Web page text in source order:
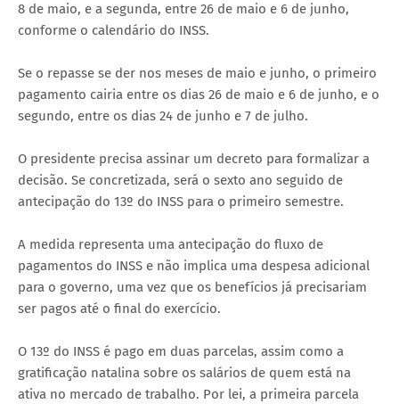
8 de maio, e a segunda, entre 26 de maio e 6 de junho,
conforme o calendário do INSS.
Se o repasse se der nos meses de maio e junho, o primeiro
pagamento cairia entre os dias 26 de maio e 6 de junho, e o
segundo, entre os dias 24 de junho e 7 de julho.
O presidente precisa assinar um decreto para formalizar a
decisão. Se concretizada, será o sexto ano seguido de
antecipação do 13º do INSS para o primeiro semestre.
A medida representa uma antecipação do fluxo de
pagamentos do INSS e não implica uma despesa adicional
para o governo, uma vez que os benefícios já precisariam
ser pagos até o final do exercício.
O 13º do INSS é pago em duas parcelas, assim como a
gratificação natalina sobre os salários de quem está na
ativa no mercado de trabalho. Por lei, a primeira parcela